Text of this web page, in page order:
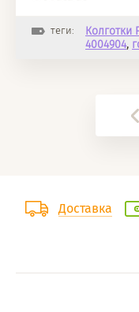
теги: Колготки
4004904,
Доставка